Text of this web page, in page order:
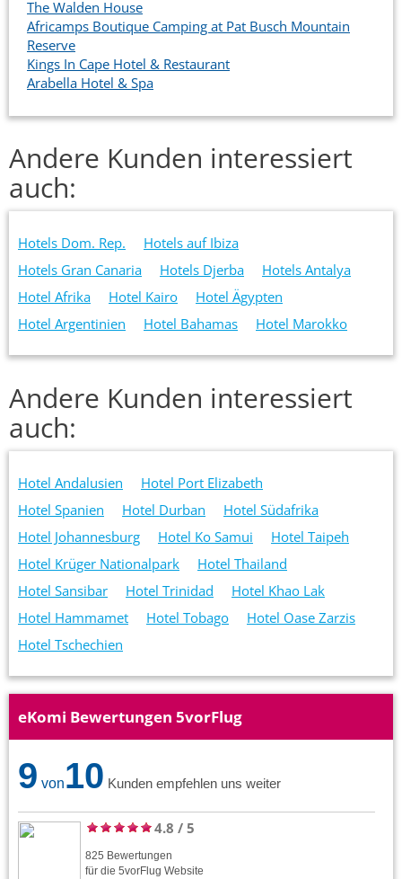
The Walden House
Africamps Boutique Camping at Pat Busch Mountain
Reserve
Kings In Cape Hotel & Restaurant
Arabella Hotel & Spa
Andere Kunden interessiert
auch:
Hotels Dom. Rep.
Hotels auf Ibiza
Hotels Gran Canaria
Hotels Djerba
Hotels Antalya
Hotel Afrika
Hotel Kairo
Hotel Ägypten
Hotel Argentinien
Hotel Bahamas Hotel Marokko
Andere Kunden interessiert
auch:
Hotel Andalusien
Hotel Port Elizabeth
Hotel Spanien
Hotel Durban
Hotel Südafrika
Hotel Johannesburg
Hotel Ko Samui
Hotel Taipeh
Hotel Krüger Nationalpark
Hotel Thailand
Hotel Sansibar
Hotel Trinidad
Hotel Khao Lak
Hotel Hammamet
Hotel Tobago
Hotel Oase Zarzis
Hotel Tschechien
eKomi Bewertungen 5vorFlug
9 von10 Kunden empfehlen uns weiter
4.8 / 5
825 Bewertungen
für die 5vorFlug Website